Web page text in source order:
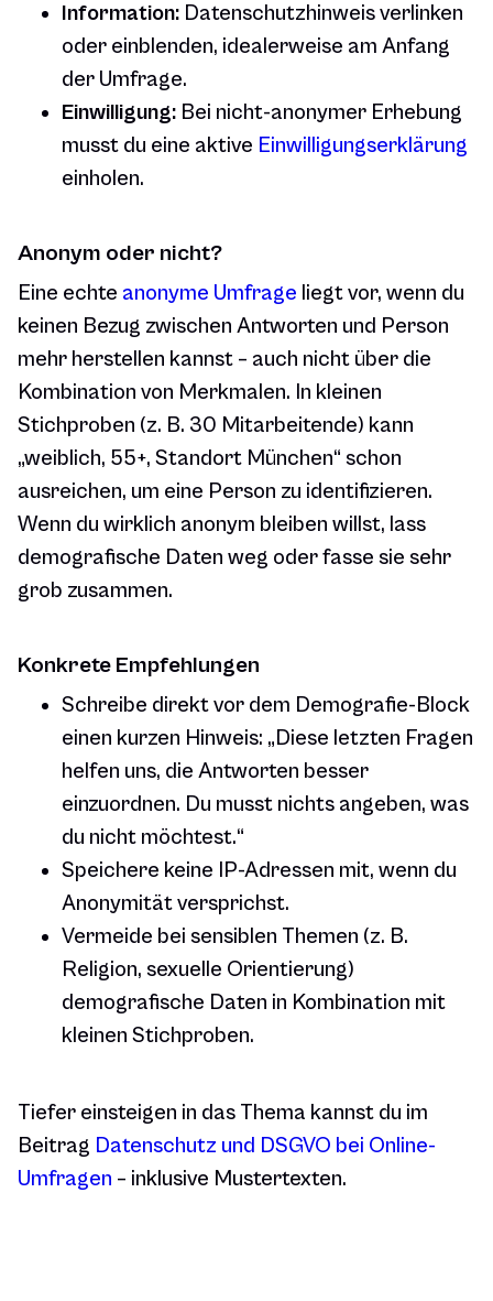
Information: Datenschutzhinweis verlinken
oder einblenden, idealerweise am Anfang
der Umfrage.
Einwilligung: Bei nicht-anonymer Erhebung
musst du eine aktive Einwilligungserklärung
einholen.
Anonym oder nicht?
Eine echte anonyme Umfrage liegt vor, wenn du
keinen Bezug zwischen Antworten und Person
mehr herstellen kannst – auch nicht über die
Kombination von Merkmalen. In kleinen
Stichproben (z. B. 30 Mitarbeitende) kann
„weiblich, 55+, Standort München“ schon
ausreichen, um eine Person zu identifizieren.
Wenn du wirklich anonym bleiben willst, lass
demografische Daten weg oder fasse sie sehr
grob zusammen.
Konkrete Empfehlungen
Schreibe direkt vor dem Demografie-Block
einen kurzen Hinweis: „Diese letzten Fragen
helfen uns, die Antworten besser
einzuordnen. Du musst nichts angeben, was
du nicht möchtest.“
Speichere keine IP-Adressen mit, wenn du
Anonymität versprichst.
Vermeide bei sensiblen Themen (z. B.
Religion, sexuelle Orientierung)
demografische Daten in Kombination mit
kleinen Stichproben.
Tiefer einsteigen in das Thema kannst du im
Beitrag Datenschutz und DSGVO bei Online-
Umfragen – inklusive Mustertexten.